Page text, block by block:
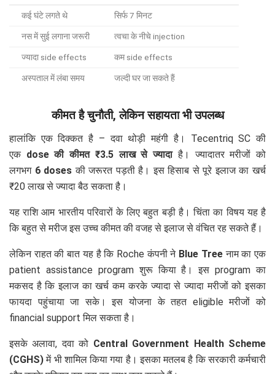
कई घंटे लगते थे सिर्फ 7 मिनट
नस में सुई लगाना जरूरी त्वचा के नीचे injection
ज्यादा side effects कम side effects
अस्पताल में लंबा समय जल्दी घर जा सकते हैं
कीमत है चुनौती, लेकिन सहायता भी उपलब्ध
हालांकि एक दिक्कत है – दवा थोड़ी महंगी है। Tecentriq SC की
एक dose की कीमत ₹3.5 लाख से ज्यादाहै। ज्यादातर मरीजों को
लगभग 6 doses की जरूरत पड़ती है। इस हिसाब से पूरे इलाज का खर्च
₹20 लाख से ज्यादा बैठ सकता है।
यह राशि आम भारतीय परिवारों के लिए बहुत बड़ी है। चिंता का विषय यह है
कि बहुत से मरीज इस उच्च कीमत की वजह से इलाज से वंचित रह सकते हैं।
लेकिन राहत की बात यह है कि Roche कंपनी ने Blue Treeनाम का एक
patient assistance program शुरू किया है। इस program का
मकसद है कि इलाज का खर्च कम करके ज्यादा से ज्यादा मरीजों को इसका
फायदा पहुंचाया जा सके। इस योजना के तहत eligible मरीजों को
financial support मिल सकता है।
इसके अलावा, दवा को Central Government Health Scheme
(CGHS)में भी शामिल किया गया है। इसका मतलब है कि सरकारी कर्मचारी